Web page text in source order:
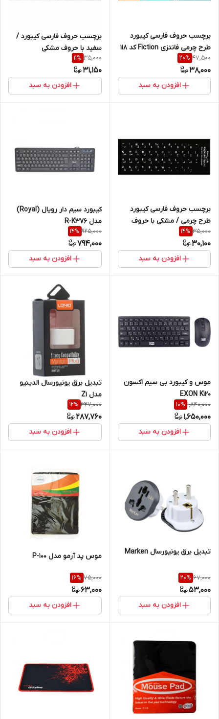
برچسب حروف فارسی کیبورد
طرح چرمی فانتزی Fiction کد 118
47,500
20%
38,000
افزودن به سبد
برچسب حروف فارسی کیبورد /
سفید با حروف مشکی
35,000
11%
31,150
افزودن به سبد
برچسب حروف فارسی کیبورد
طرح چرمی / مشکی با حروف
سفید
35,000
14%
30,100
افزودن به سبد
کیبورد سیم دار رویال (Royal)
مدل R-K376
925,000
14%
794,000
افزودن به سبد
موس و کیبورد بی سیم اکسون
EXON K120
1,840,000
10%
1,650,000
افزودن به سبد
تبدیل برق یونیورسال الدینیو
مدل Z1
327,000
12%
287,760
افزودن به سبد
تبدیل برق یونیورسال Marken
67,000
20%
53,000
افزودن به سبد
موس پد آرمو مدل P-100
75,000
16%
63,000
افزودن به سبد